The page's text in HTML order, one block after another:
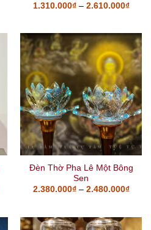
1.310.000₫– 2.610.000₫
Đèn Thờ Pha Lê Một Bông
Sen
2.380.000₫– 2.480.000₫